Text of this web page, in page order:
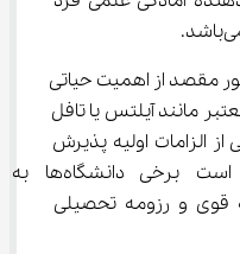
مقصد از اهمیت حیاتی
مانند آیلتس یا تافل
الزامات اولیه پذیرش
است. علاوه بر این، ممکن است برخی دانشگاه‌ها به
از اساتید، انگیزه‌نامه قوی و رزومه تحصیلی